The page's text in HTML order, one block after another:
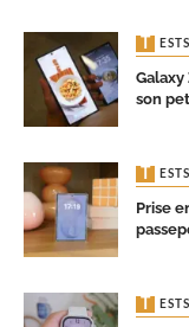
TESTS
son
TESTS
Prise
TESTS